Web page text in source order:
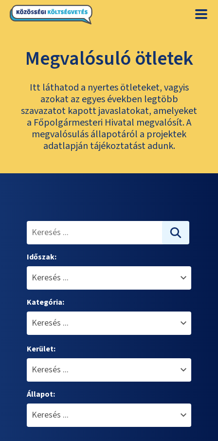
Megvalósuló ötletek
Itt láthatod a nyertes ötleteket, vagyis
azokat az egyes években legtöbb
szavazatot kapott javaslatokat, amelyeket
a Főpolgármesteri Hivatal megvalósít. A
megvalósulás állapotáról a projektek
adatlapján tájékoztatást adunk.
Időszak:
Kategória:
Kerület:
Állapot: